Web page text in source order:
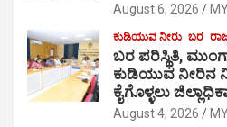
August 6, 2026
ಕುಡಿಯುವ ನೀರು ಬರ
ಬರ ಪರಿಸ್ಥಿತಿ,
ಕುಡಿಯುವ ನೀರಿನ
ಕೈಗೊಳ್ಳಲು
August 4, 2026